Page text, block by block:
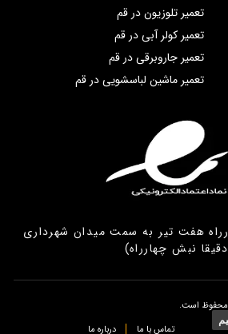
تعمیر تلوزیون در قم
تعمیر کولر آبی در قم
تعمیر جاروبرقی در قم
تعمیر ماشین لباسشویی در قم
هفت تیر به سمت میدان شهرداری
نبش چهارراه)
محفوظ است.
تماس با ما
درباره ما